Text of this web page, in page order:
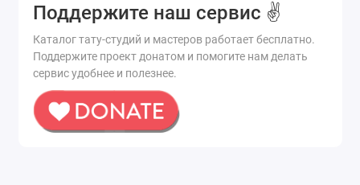
Поддержите наш сервис ✌️
Каталог тату-студий и мастеров работает бесплатно.
Поддержите проект донатом и помогите нам делать
сервис удобнее и полезнее.